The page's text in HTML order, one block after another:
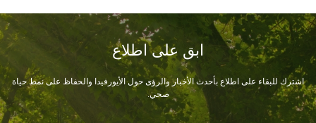
ابق على اطلاع
اشترك للبقاء على اطلاع بأحدث الأخبار والرؤى حول الأيورفيدا والحفاظ على نمط حياة
صحي.